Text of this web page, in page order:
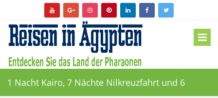
1 Nacht Kairo, 7 Nächte Nilkreuzfahrt und 6